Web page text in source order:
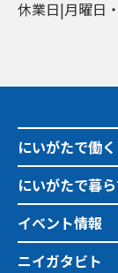
休業日|月曜日
にいがたで働く
にいがたで暮
イベント情報
ニイガタビト